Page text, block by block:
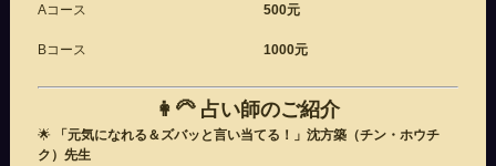
Aコース
500元
Bコース 1000元
👩‍🦳 占い師のご紹介
🌟
「元気になれる＆ズバッと言い当てる！」沈方築（チン・ホウチ
ク）先生